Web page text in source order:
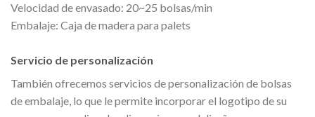
Velocidad de envasado: 20~25 bolsas/min
Embalaje: Caja de madera para palets
Servicio de personalización
También ofrecemos servicios de personalización de bolsas
de embalaje, lo que le permite incorporar el logotipo de su